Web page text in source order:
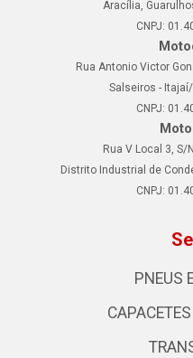
Aracília,
CNPJ:
Rua Antonio Victor
Salseiros - Itajaí/
CNPJ:
Rua V Local 3, S/
Distrito Industrial de
CNPJ:
PNEUS